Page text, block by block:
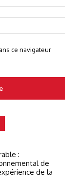
:*
:
ce navigateur
:
de
de la